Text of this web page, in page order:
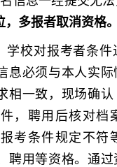
多报者取消资格。
学校对报考者条件
息必须与本人实
相一致，现场确
，聘用后核对档
考条件规定不符
聘用等资格。通过